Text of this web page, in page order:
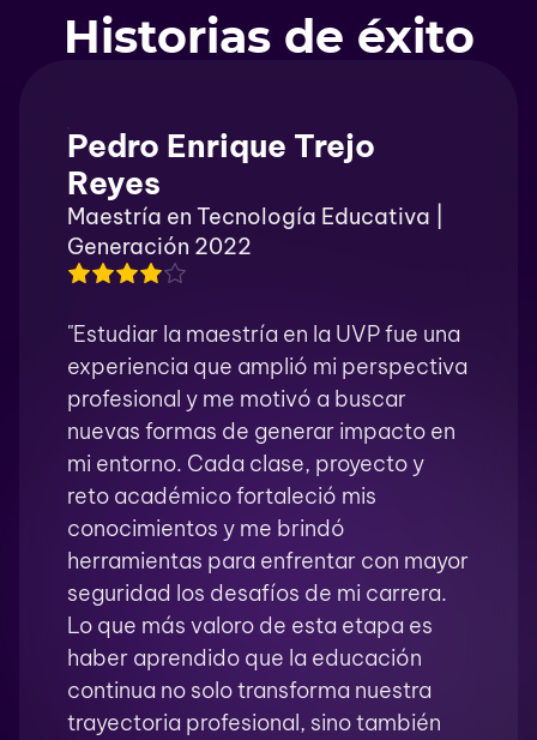
Historias de éxito
Pedro Enrique Trejo
Reyes
Maestría en Tecnología Educativa |
Generación 2022
"Estudiar la maestría en la UVP fue una
experiencia que amplió mi perspectiva
profesional y me motivó a buscar
nuevas formas de generar impacto en
mi entorno. Cada clase, proyecto y
reto académico fortaleció mis
conocimientos y me brindó
herramientas para enfrentar con mayor
seguridad los desafíos de mi carrera.
Lo que más valoro de esta etapa es
haber aprendido que la educación
continua no solo transforma nuestra
trayectoria profesional, sino también